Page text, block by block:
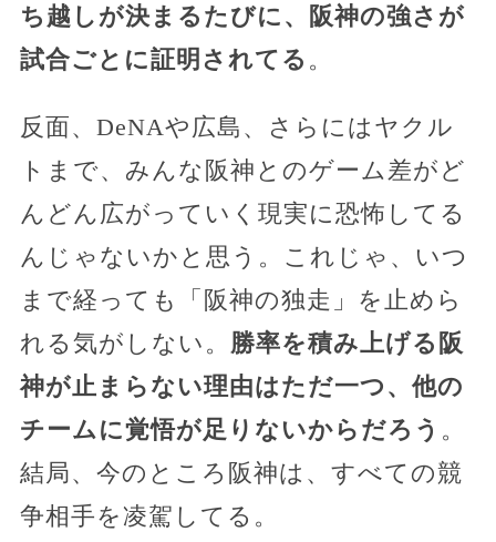
ち越しが決まるたびに、阪神の強さが
試合ごとに証明されてる 。
反面、DeNAや広島、さらにはヤクル
トまで、みんな阪神とのゲーム差がど
んどん広がっていく現実に恐怖してる
んじゃないかと思う。これじゃ、いつ
まで経っても「阪神の独走」を止めら
れる気がしない。 勝率を積み上げる阪
神が止まらない理由はただ一つ、他の
チームに覚悟が足りないからだろう 。
結局、今のところ阪神は、すべての競
争相手を凌駕してる。